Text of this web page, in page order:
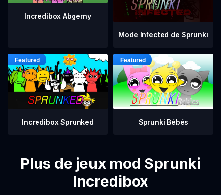
Incredibox Abgerny
Mode Infected de Sprunki
Incredibox Sprunked Sprunki Bébés
Plus de jeux mod Sprunki
Incredibox